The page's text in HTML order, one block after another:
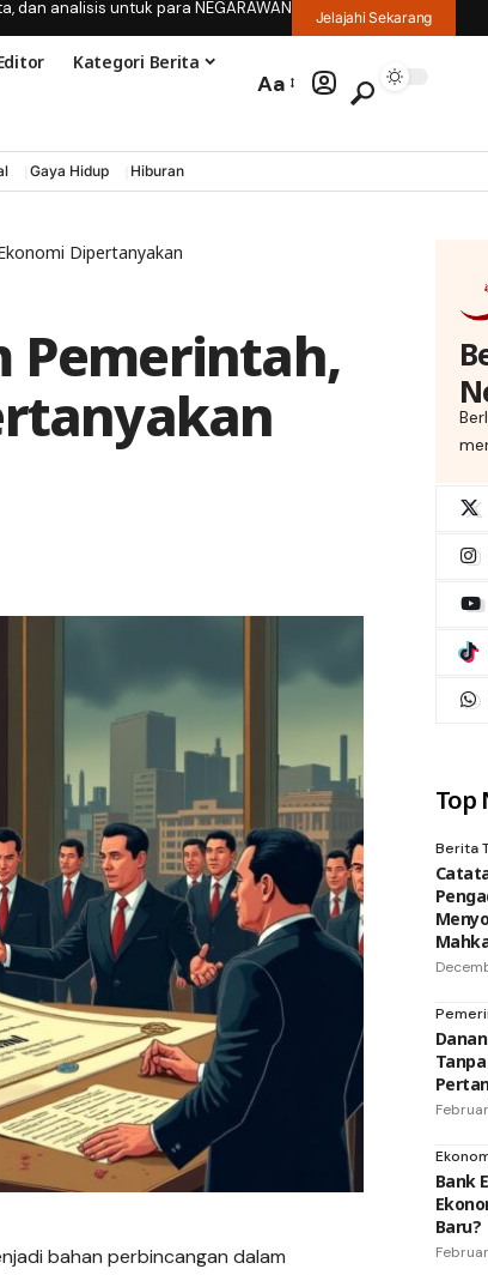
dan analisis untuk para NEGARAWAN Jelajahi Sekarang
Kategori Berita
Aa
Gaya Hidup Hiburan
Dipertanyakan
Pemerintah,
bahan perbincangan dalam
Top
Berita
Bank
Baru?